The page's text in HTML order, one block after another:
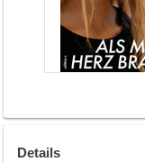
Details